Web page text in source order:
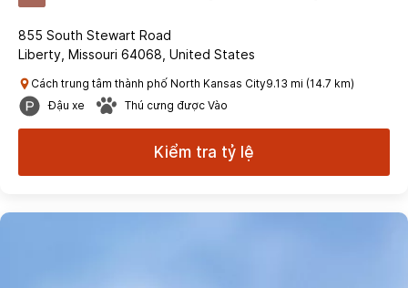
855 South Stewart Road
Liberty, Missouri 64068, United States
Cách trung tâm thành phố North Kansas City9.13 mi (14.7 km)
Đậu xe
Thú cưng được Vào
Kiểm tra tỷ lệ